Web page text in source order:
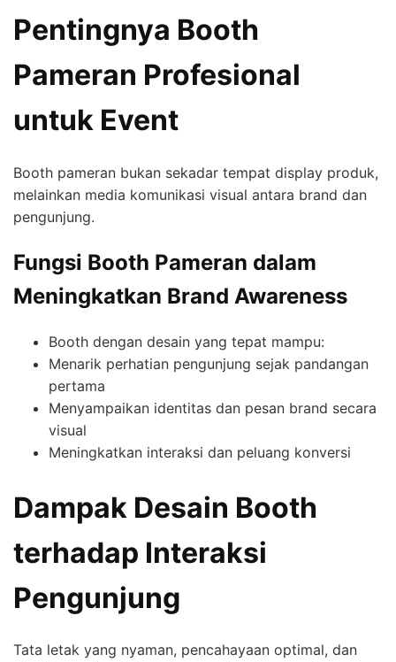
Pentingnya Booth
Pameran Profesional
untuk Event
Booth pameran bukan sekadar tempat display produk,
melainkan media komunikasi visual antara brand dan
pengunjung.
Fungsi Booth Pameran dalam
Meningkatkan Brand Awareness
Booth dengan desain yang tepat mampu:
Menarik perhatian pengunjung sejak pandangan
pertama
Menyampaikan identitas dan pesan brand secara
visual
Meningkatkan interaksi dan peluang konversi
Dampak Desain Booth
terhadap Interaksi
Pengunjung
Tata letak yang nyaman, pencahayaan optimal, dan